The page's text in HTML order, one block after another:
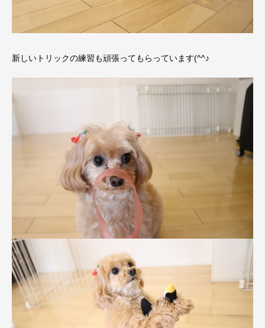
新しいトリックの練習も頑張ってもらっています(^^♪